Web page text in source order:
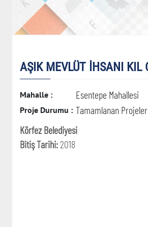
AŞIK MEVLÜT İHSANI KIL
Mahalle : Esentepe Mahallesi
Proje Durumu : Tamamlanan
Körfez Belediyesi
Bitiş Tarihi:2018